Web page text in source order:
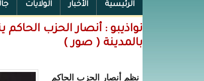
الرئيسية الأخبار الولايات
الفيس بوك
نواذيبو : أنصار الحزب
بالمدينة ( صور )
نظم أنصار الحزب الحاكم